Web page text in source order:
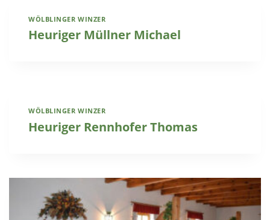
WÖLBLINGER WINZER
Heuriger Müllner Michael
WÖLBLINGER WINZER
Heuriger Rennhofer Thomas